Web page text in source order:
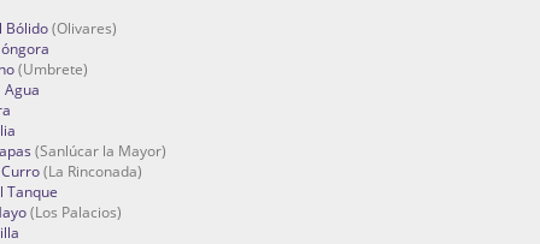
Bólido(Olivares)
(Umbrete)
(Sanlúcar la Mayor)
(La Rinconada)
Tanque
(Los Palacios)